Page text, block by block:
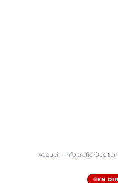
Accueil › Info trafic
EN